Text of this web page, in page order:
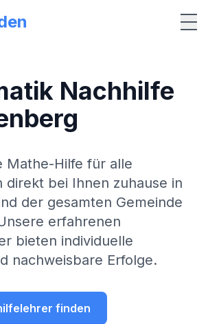
Nachhilfe
Mathe-Hilfe für alle
direkt bei Ihnen zuhause in
der gesamten Gemeinde
erfahrenen
bieten individuelle
nachweisbare Erfolge.
finden